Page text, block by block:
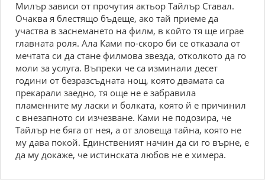
Милър зависи от прочутия актьор Тайлър Ставал.
Очаква я блестящо бъдеще, ако тай приеме да
участва в заснемането на филм, в който тя ще играе
главната роля. Ала Ками по-скоро би се отказала от
мечтата си да стане филмова звезда, отколкото да го
моли за услуга. Въпреки че са изминали десет
години от безразсъдната нощ, която двамата са
прекарали заедно, тя още не е забравила
пламенните му ласки и болката, която й е причинил
с внезапното си изчезване. Ками не подозира, че
Тайлър не бяга от нея, а от зловеща тайна, която не
му дава покой. Единственият начин да си го върне, е
да му докаже, че истинската любов не е химера.